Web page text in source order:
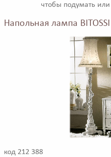
чтобы подумать
Напольная лампа
код 212 388